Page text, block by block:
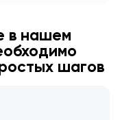
в нашем
шагов